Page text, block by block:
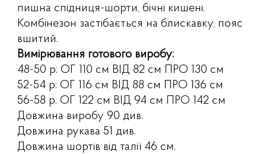
пишна спідниця-шорти, бічні кишені.
Комбінезон застібається на блискавку, пояс
вшитий.
Вимірювання готового виробу:
48-50 р: ОГ 110 см ВІД 82 см ПРО 130 см
52-54 р: ОГ 116 см ВІД 88 см ПРО 136 см
56-58 р: ОГ 122 см ВІД 94 см ПРО 142 см
Довжина виробу 90 див.
Довжина рукава 51 див.
Довжина шортів від талії 46 см.